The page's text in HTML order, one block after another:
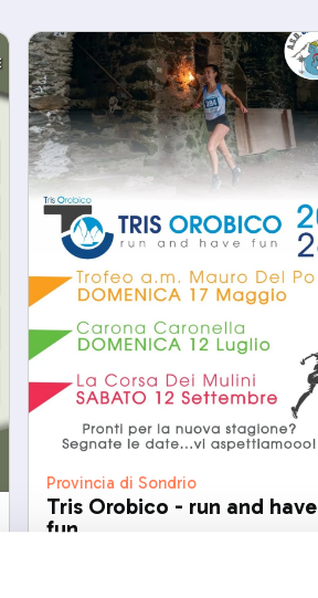
Provincia di Sondrio
Tris Orobico - run and have
fun